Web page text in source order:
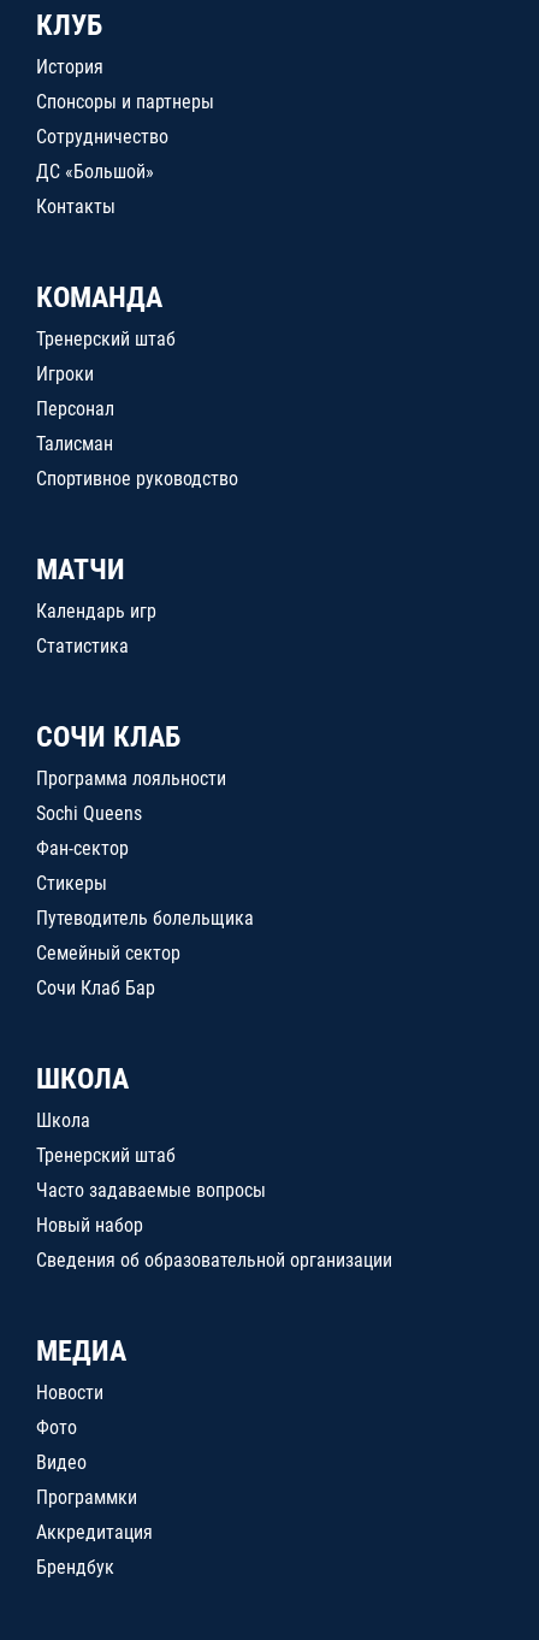
КЛУБ
История
Спонсоры и партнеры
Сотрудничество
ДС «Большой»
Контакты
КОМАНДА
Тренерский штаб
Игроки
Персонал
Талисман
Спортивное руководство
МАТЧИ
Календарь игр
Статистика
СОЧИ КЛАБ
Программа лояльности
Sochi Queens
Фан-сектор
Стикеры
Путеводитель болельщика
Семейный сектор
Сочи Клаб Бар
ШКОЛА
Школа
Тренерский штаб
Часто задаваемые вопросы
Новый набор
Сведения об образовательной организации
МЕДИА
Новости
Фото
Видео
Программки
Аккредитация
Брендбук